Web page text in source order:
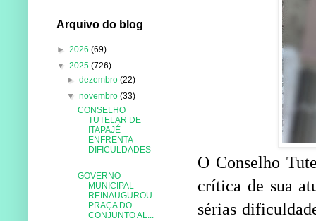
O Conselho
crítica de sua
sérias
Arquivo do blog
► 2026 (69)
▼ 2025 (726)
►dezembro(22)
▼novembro(33)
CONSELHO
TUTELAR DE
ITAPAJÉ
ENFRENTA
DIFICULDADES
GOVERNO
MUNICIPAL
REINAUGUROU
PRAÇA DO
CONJUNTO AL...